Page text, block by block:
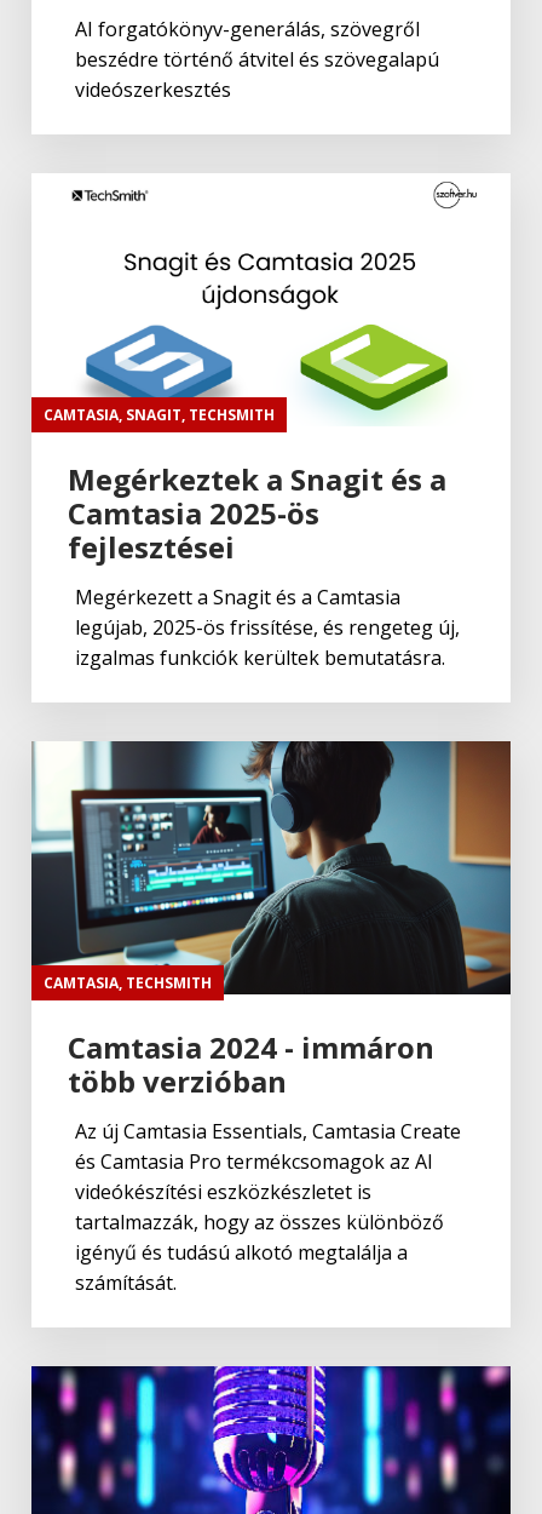
AI forgatókönyv-generálás, szövegről
beszédre történő átvitel és szövegalapú
videószerkesztés
CAMTASIA, SNAGIT, TECHSMITH
Megérkeztek a Snagit és a
Camtasia 2025-ös
fejlesztései
Megérkezett a Snagit és a Camtasia
legújab, 2025-ös frissítése, és rengeteg új,
izgalmas funkciók kerültek bemutatásra.
CAMTASIA, TECHSMITH
Camtasia 2024 - immáron
több verzióban
Az új Camtasia Essentials, Camtasia Create
és Camtasia Pro termékcsomagok az AI
videókészítési eszközkészletet is
tartalmazzák, hogy az összes különböző
igényű és tudású alkotó megtalálja a
számítását.